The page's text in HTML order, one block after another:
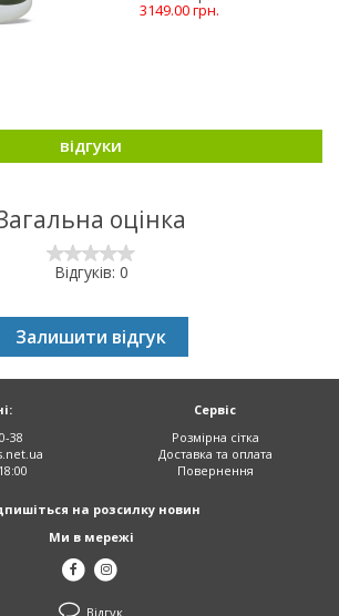
3149.00 грн.
відгуки
оцінка
Відгуків: 0
Залишити відгук
Сервіс
Розмірна сітка
Доставка та оплата
Повернення
38
на розсилку новин
Ми в мережі
Відгук